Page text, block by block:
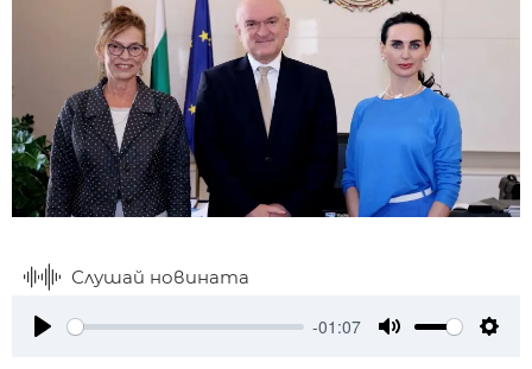
Слушай новината
-01:07